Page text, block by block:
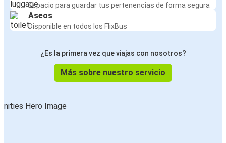
Espacio para guardar tus pertenencias de forma segura
Aseos
Disponible en todos los FlixBus
¿Es la primera vez que viajas con nosotros?
Más sobre nuestro servicio